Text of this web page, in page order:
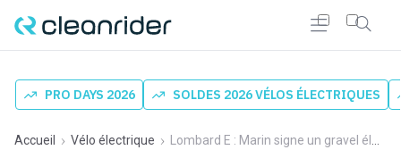
PRO DAYS 2026 SOLDES 2026 VÉLOS ÉLECTRIQUES
Accueil Vélo électrique Lombard E : Marin signe un gravel électrique nerveux, taillé pour la ville et l’aventure